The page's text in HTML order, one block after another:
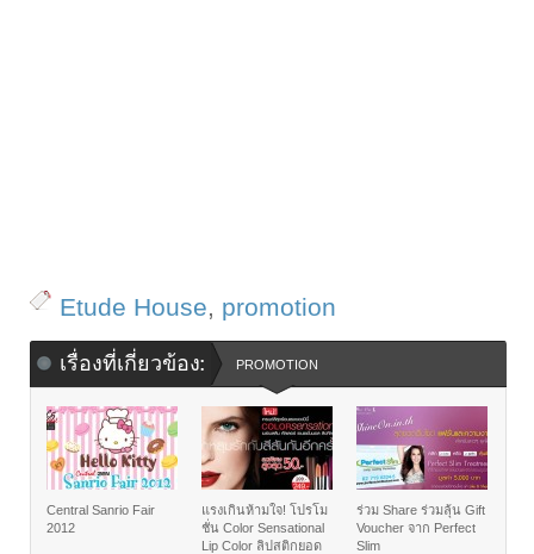
Etude House, promotion
เรื่องที่เกี่ยวข้อง: PROMOTION
Central Sanrio Fair
2012
แรงเกินห้ามใจ! โปรโม
ชั่น Color Sensational
Lip Color ลิปสติกยอด
ร่วม Share ร่วมลุ้น Gift
Voucher จาก Perfect
Slim